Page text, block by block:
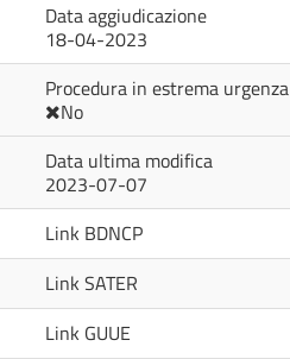
Data aggiudicazione
18-04-2023
Procedura in estrema urgenza
No
Data ultima modifica
2023-07-07
Link BDNCP
Link SATER
Link GUUE